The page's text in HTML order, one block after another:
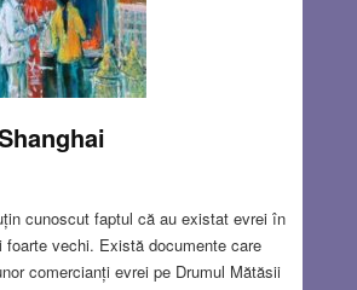
cunoscut faptul că au existat evrei în
foarte vechi. Există documente care
comercianți evrei pe Drumul Mătăsii